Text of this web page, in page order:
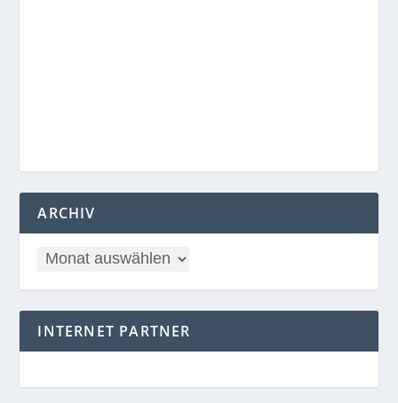
ARCHIV
INTERNET PARTNER